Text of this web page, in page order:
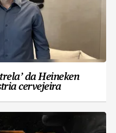
da Heineken
cervejeira